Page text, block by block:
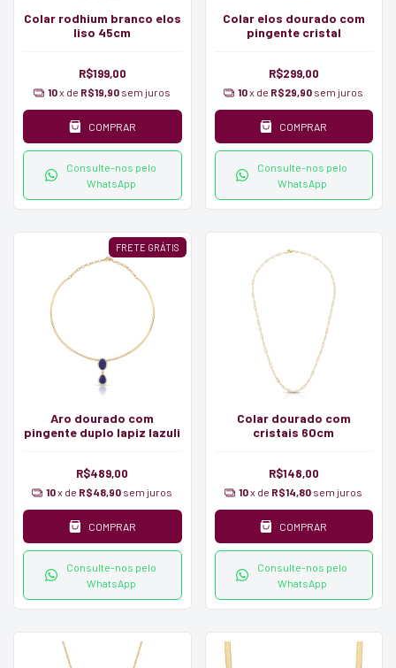
Colar rodhium branco elos
liso 45cm
R$199,00
10x de R$19,90 sem juros
COMPRAR
Consulte-nos pelo
WhatsApp
Colar elos dourado com
pingente cristal
R$299,00
10x de R$29,90 sem juros
COMPRAR
Consulte-nos pelo
WhatsApp
FRETE GRÁTIS
Aro dourado com
pingente duplo lapiz lazuli
R$489,00
10x de R$48,90 sem juros
COMPRAR
Consulte-nos pelo
WhatsApp
Colar dourado com
cristais 60cm
R$148,00
10x de R$14,80 sem juros
COMPRAR
Consulte-nos pelo
WhatsApp